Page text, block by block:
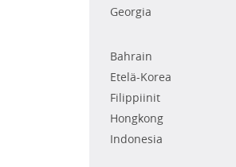
Georgia
Bahrain
Etelä-Korea
Filippiinit
Hongkong
Indonesia